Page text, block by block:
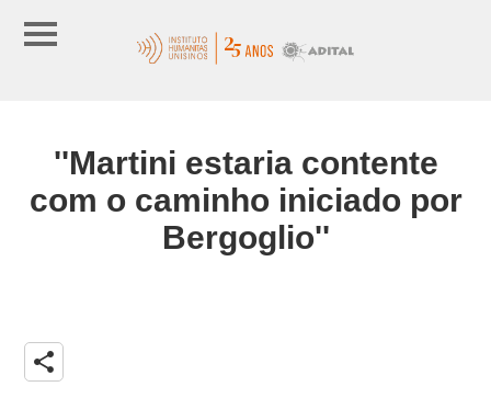
''Martini estaria contente
com o caminho iniciado por
Bergoglio''
share